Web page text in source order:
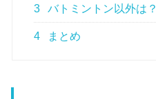
3 バトミントン以外は？
4 まとめ